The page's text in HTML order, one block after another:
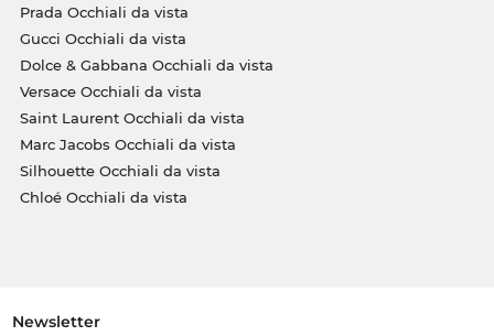
Prada Occhiali da vista
Gucci Occhiali da vista
Dolce & Gabbana Occhiali da vista
Versace Occhiali da vista
Saint Laurent Occhiali da vista
Marc Jacobs Occhiali da vista
Silhouette Occhiali da vista
Chloé Occhiali da vista
Newsletter